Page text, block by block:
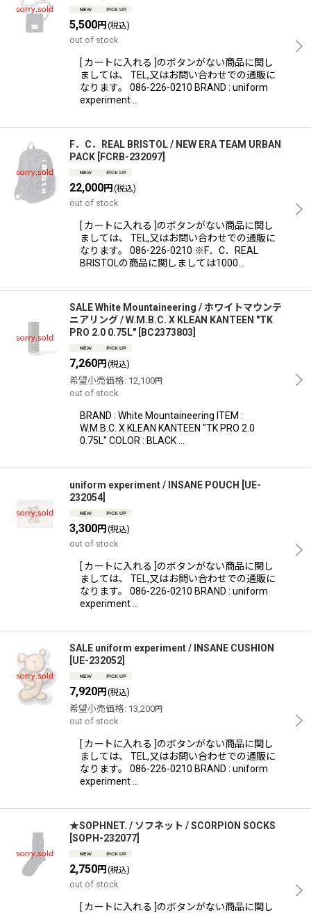
5,500円 (税込)
out of stock
[ カートに入れる ]のボタンがない商品に関し
ましては、 TEL,又はお問い合わせでの通販に
なります。 086-226-0210 BRAND : uniform
experiment …
F．C．REAL BRISTOL / NEW ERA TEAM URBAN
PACK
FCRB-232097
22,000円 (税込)
out of stock
[ カートに入れる ]のボタンがない商品に関し
ましては、 TEL,又はお問い合わせでの通販に
なります。 086-226-0210 ※F．C．REAL
BRISTOLの商品に関しましては1000…
SALE White Mountaineering / ホワイトマウンテ
ニアリング / W.M.B.C. X KLEAN KANTEEN "TK
PRO 2.0 0.75L"
BC2373803
7,260円 (税込)
希望小売価格: 12,100円
out of stock
BRAND : White Mountaineering ITEM :
W.M.B.C. X KLEAN KANTEEN "TK PRO 2.0
0.75L" COLOR : BLACK …
uniform experiment / INSANE POUCH
UE-
232054
3,300円 (税込)
out of stock
[ カートに入れる ]のボタンがない商品に関し
ましては、 TEL,又はお問い合わせでの通販に
なります。 086-226-0210 BRAND : uniform
experiment …
SALE uniform experiment / INSANE CUSHION
UE-232052
7,920円 (税込)
希望小売価格: 13,200円
out of stock
[ カートに入れる ]のボタンがない商品に関し
ましては、 TEL,又はお問い合わせでの通販に
なります。 086-226-0210 BRAND : uniform
experiment …
★SOPHNET. / ソフネット / SCORPION SOCKS
SOPH-232077
2,750円 (税込)
out of stock
[ カートに入れる ]のボタンがない商品に関し